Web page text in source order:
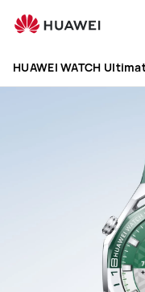
WATCH
HUAWEI WATCH